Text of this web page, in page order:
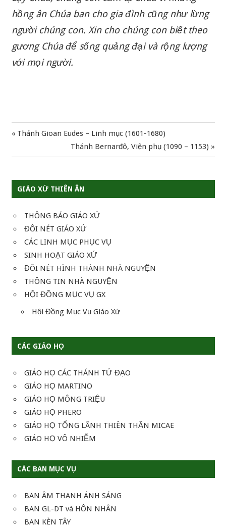
GIÁO XỨ THIÊN ÂN
THÔNG BÁO GIÁO XỨ
ĐÔI NÉT GIÁO XỨ
CÁC LINH MỤC PHỤC VỤ
SINH HOẠT GIÁO XỨ
ĐÔI NÉT HÌNH THÀNH NHÀ NGUYỆN
THÔNG TIN NHÀ NGUYỆN
HỘI ĐỒNG MỤC VỤ GX
Hội Đồng Mục Vụ Giáo Xứ
CÁC GIÁO HỌ
GIÁO HỌ CÁC THÁNH TỬ ĐẠO
GIÁO HỌ MARTINO
GIÁO HỌ MÔNG TRIỆU
GIÁO HỌ PHERO
GIÁO HỌ TỔNG LÃNH THIÊN THẦN MICAE
GIÁO HỌ VÔ NHIỄM
CÁC BAN MỤC VỤ
BAN ÂM THANH ÁNH SÁNG
BAN GL-DT và HÔN NHÂN
BAN KÈN TÂY
hồng ân Chúa ban cho gia đình cũng như lừng
người chúng con. Xin cho chúng con biết theo
gương Chúa để sống quảng đại và rộng lượng
với mọi người.
Điều
hướng
viết
Previous
Thánh Gioan Eudes – Linh mục (1601-1680)
Next
Post:
Thánh Bernarđô, Viện phụ (1090 – 1153)